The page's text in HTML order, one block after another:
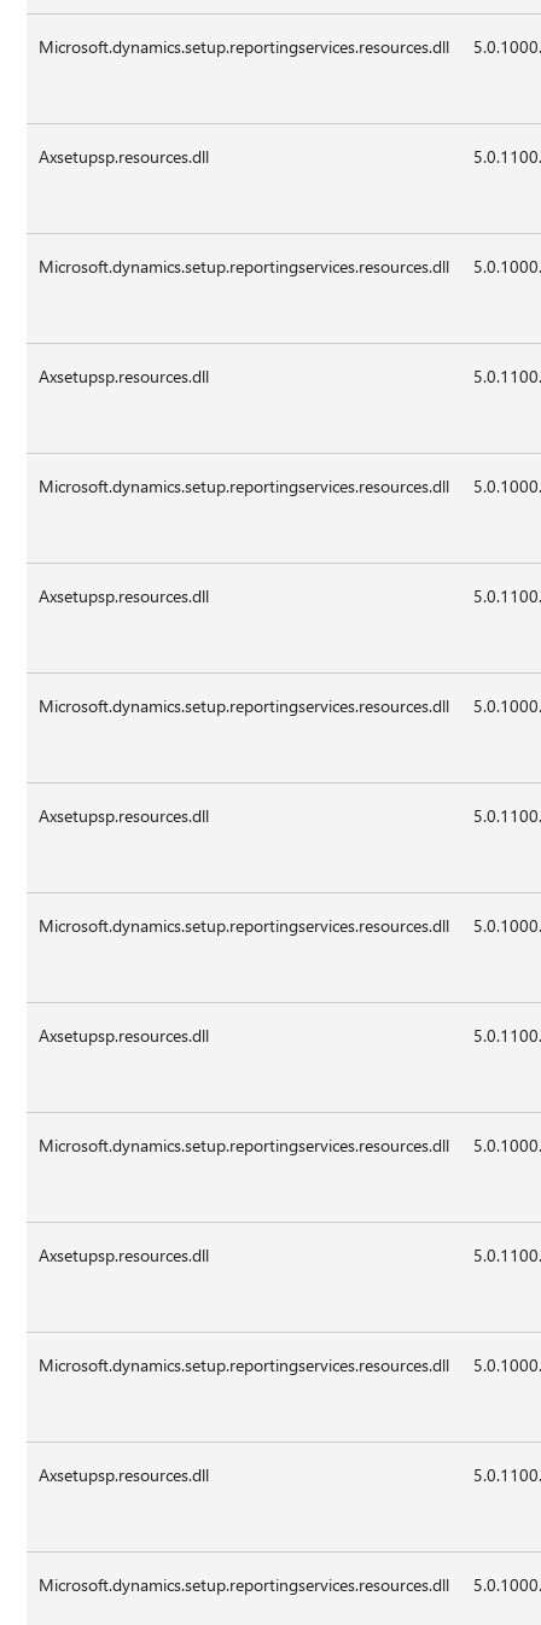
Microsoft.dynamics.setup.reportingservices.resources.dll
Axsetupsp.resources.dll
Microsoft.dynamics.setup.reportingservices.resources.dll
Axsetupsp.resources.dll
Microsoft.dynamics.setup.reportingservices.resources.dll
Axsetupsp.resources.dll
Microsoft.dynamics.setup.reportingservices.resources.dll
Axsetupsp.resources.dll
Microsoft.dynamics.setup.reportingservices.resources.dll
Axsetupsp.resources.dll
Microsoft.dynamics.setup.reportingservices.resources.dll
Axsetupsp.resources.dll
Microsoft.dynamics.setup.reportingservices.resources.dll
Axsetupsp.resources.dll
Microsoft.dynamics.setup.reportingservices.resources.dll